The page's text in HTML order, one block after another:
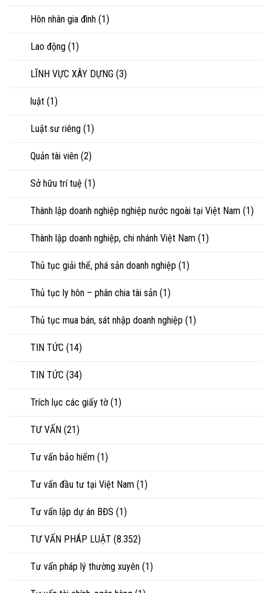
Hôn nhân gia đình (1)
Lao động (1)
LĨNH VỰC XÂY DỰNG (3)
luật (1)
Luật sư riêng (1)
Quản tài viên (2)
Sở hữu trí tuệ (1)
Thành lập doanh nghiệp nghiệp nước ngoài tại Việt Nam (1)
Thành lập doanh nghiệp, chi nhánh Việt Nam (1)
Thủ tục giải thể, phá sản doanh nghiệp (1)
Thủ tục ly hôn – phân chia tài sản (1)
Thủ tục mua bán, sát nhập doanh nghiệp (1)
TIN TỨC (14)
TIN TỨC (34)
Trích lục các giấy tờ (1)
TƯ VẤN (21)
Tư vấn bảo hiểm (1)
Tư vấn đầu tư tại Việt Nam (1)
Tư vấn lập dự án BĐS (1)
TƯ VẤN PHÁP LUẬT (8.352)
Tư vấn pháp lý thường xuyên (1)